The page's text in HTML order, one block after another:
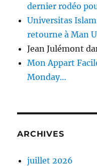
dernier rodéo
Universitas
retourne à Man
Jean Julémont
Mon Appart
Monday…
ARCHIVES
juillet 2026